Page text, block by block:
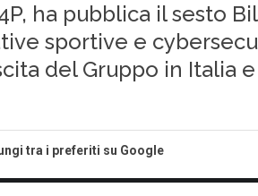
ha pubblica il sesto
sportive e
del Gruppo in Italia e
tra i preferiti su Google